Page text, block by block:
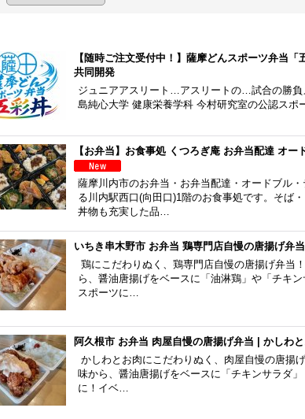
【随時ご注文受付中！】薩摩どんスポーツ弁当
共同開発
ジュニアアスリート…アスリートの…試合の勝
島純心大学 健康栄養学科 今村研究室の公認ス
【お弁当】お食事処 くつろぎ庵 お弁当配達 オー
薩摩川内市のお弁当・お弁当配達・オードブル
る川内駅西口(向田口)1階のお食事処です。そば
丼物も充実した品…
いちき串木野市 お弁当 鶏専門店自慢の唐揚げ弁
鶏にこだわりぬく、鶏専門店自慢の唐揚げ弁当
ら、醤油唐揚げをベースに「油淋鶏」や「チキ
スポーツに…
阿久根市 お弁当 肉屋自慢の唐揚げ弁当 | かしわ
かしわとお肉にこだわりぬく、肉屋自慢の唐揚
味から、醤油唐揚げをベースに「チキンサラダ
に！イベ…